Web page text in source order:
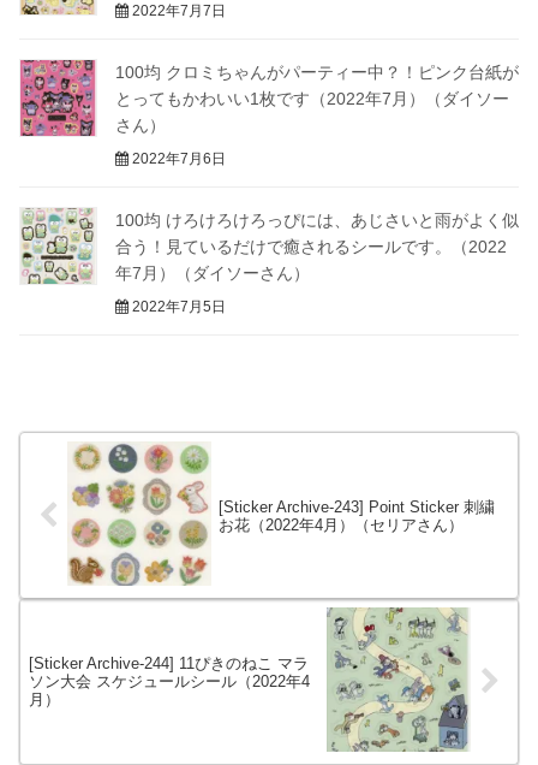
2022年7月7日
100均 クロミちゃんがパーティー中？！ピンク台紙が
とってもかわいい1枚です（2022年7月）（ダイソー
さん）
2022年7月6日
100均 けろけろけろっぴには、あじさいと雨がよく似
合う！見ているだけで癒されるシールです。（2022
年7月）（ダイソーさん）
2022年7月5日
[Sticker Archive-243] Point Sticker 刺繍
お花（2022年4月）（セリアさん）
[Sticker Archive-244] 11ぴきのねこ マラ
ソン大会 スケジュールシール（2022年4
月）